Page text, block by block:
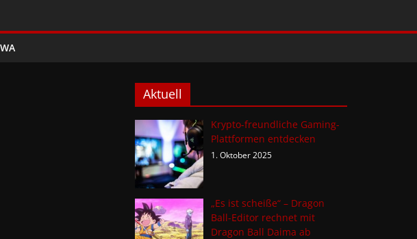
Aktuell
Krypto-freundliche Gaming-
Plattformen entdecken
1. Oktober 2025
„Es ist scheiße“ – Dragon
Ball-Editor rechnet mit
Dragon Ball Daima ab